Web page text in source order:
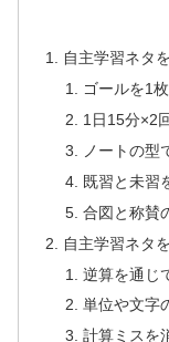
自主学習ネタ
ゴールを1
1日15分×2
ノートの型
既習と未習
合図と称賛
自主学習ネタ
逆算を通じ
単位や文字
計算ミスを